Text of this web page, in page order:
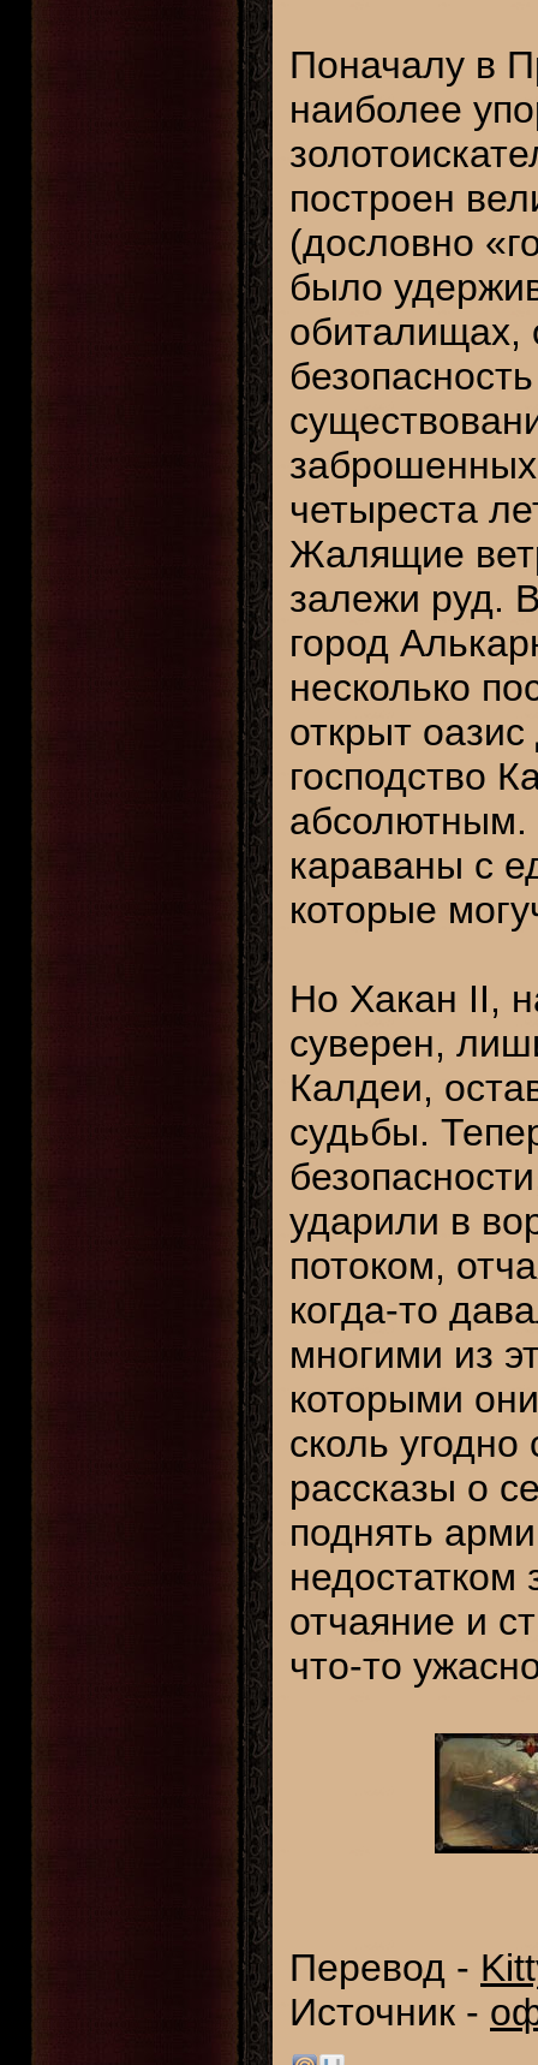
Поначалу в
наиболее
построен
(дословно
было
обиталищах,
четыреста
Жалящие
залежи руд.
город
несколько
открыт оазис
господство
абсолютным.
караваны с
которые
Но Хакан II,
суверен,
Калдеи,
судьбы.
ударили в
потоком,
когда-то
многими из
которыми
сколь
рассказы о
поднять
отчаяние и
что-то
Перевод -
Источник -